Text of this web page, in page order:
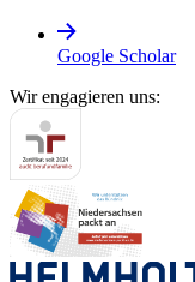
Google Scholar
Wir engagieren uns: